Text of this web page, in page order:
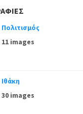
Πολιτισμός
11 images
Ιθάκη
30 images